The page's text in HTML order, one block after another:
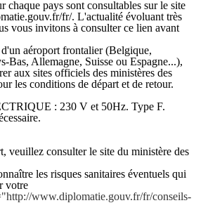
chaque pays sont consultables sur le site
fr/. L'actualité évoluant très
vous invitons à consulter ce lien avant
aéroport frontalier (Belgique,
Bas, Allemagne, Suisse ou Espagne...),
aux sites officiels des ministères des
les conditions de départ et de retour.
: 230 V et 50Hz. Type F.
veuillez consulter le site du ministère des
les risques sanitaires éventuels qui
votre
www.diplomatie.gouv.fr/fr/conseils-